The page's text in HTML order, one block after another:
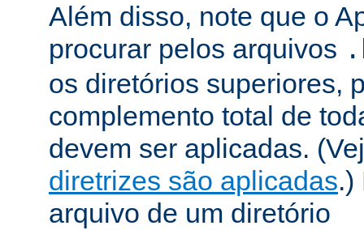
Além disso, note que o
procurar pelos arquivos
os diretórios superiores,
complemento total de
devem ser aplicadas.
diretrizes são aplicadas.)
arquivo de um diretório